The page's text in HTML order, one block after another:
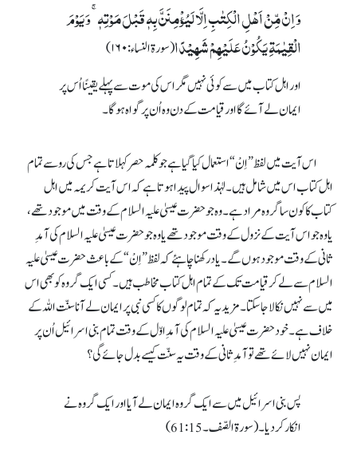
وَ اِنۡ مِّنۡ اَہۡلِ الۡکِتٰبِ اِلَّا لَیُؤۡمِنَنَّ بِہٖ قَبۡلَ مَوۡتِہٖ ۚ وَ یَوۡمَ
الۡقِیٰمَۃِ یَکُوۡنُ عَلَیۡہِمۡ شَہِیۡدًا(سورة النساء : ۱۶۰)
اور اہل کتاب میں سے کوئی نہیں مگر اس کی موت سے پہلے یقینًا اُس پر
ایمان لے آئے گا اور قیامت کے دن وہ اُن پر گواہ ہوگا۔
اس آیت میں لفظ ”اِنْ“ استعمال کیا گیا ہے جو کلمہ حصر کہلاتا ہے جس کی رو سے تمام
اہل کتاب اس میں شامل ہیں۔ لہٰذا سوال پیدا ہوتا ہے کہ اس آیت کریمہ میں اہل
کتاب کا کون سا گروہ مراد ہے۔ وہ جو حضرت عیسیٰ علیہ السلام کے وقت میں موجود تھے،
یا وہ جو اس آیت کے نزول کے وقت موجود تھے یا وہ جو حضرت عیسیٰ علیہ السلام کی آمدِ
ثانی کے وقت موجود ہوں گے۔ یاد رکھنا چاہئے کہ لفظ ”اِنْ“ کے باعث حضرت عیسیٰ علیہ
السلام سے لے کر قیامت تک کے تمام اہل کتاب مخاطب ہیں۔ کسی ایک گروہ کو بھی اس
میں سے نہیں نکالا جاسکتا۔ مزید یہ کہ تمام لوگوں کا کسی نبی پر ایمان لے آنا سنّت اللہ کے
خلاف ہے۔ خود حضرت عیسیٰ علیہ السلام کی آمدِ اوّل کے وقت تمام بنی اسرائیل اُن پر
ایمان نہیں لائے تھے تو آمدِ ثانی کے وقت یہ سنّت کیسے بدل جائے گی؟
پس بنی اسرائیل میں سے ایک گروہ ایمان لے آیا اور ایک گروہ نے
انکار کردیا۔ (سورۃ الصّف۔61:15
)